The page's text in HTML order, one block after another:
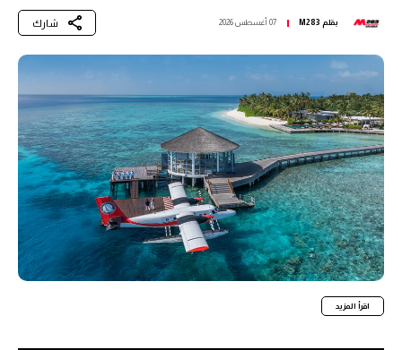
بقلم M283 07 أغسطس 2026 شارك
اقرأ المزيد